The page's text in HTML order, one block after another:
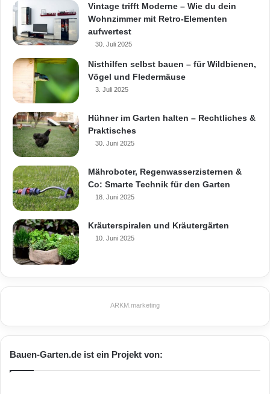
Vintage trifft Moderne – Wie du dein
Wohnzimmer mit Retro-Elementen
aufwertest
30. Juli 2025
Nisthilfen selbst bauen – für Wildbienen,
Vögel und Fledermäuse
3. Juli 2025
Hühner im Garten halten – Rechtliches &
Praktisches
30. Juni 2025
Mähroboter, Regenwasserzisternen &
Co: Smarte Technik für den Garten
18. Juni 2025
Kräuterspiralen und Kräutergärten
10. Juni 2025
ARKM.marketing
Bauen-Garten.de ist ein Projekt von: